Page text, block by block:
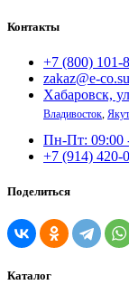
Контакты
+7 (800) 101-
zakaz@e-co.su
Хабаровск,
Владивосток,
Пн-Пт: 09:00
+7 (914) 420-
Поделиться
Каталог